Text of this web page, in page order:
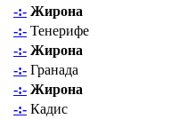
-:- Жирона
-:- Тенерифе
-:- Жирона
-:- Гранада
-:- Жирона
-:- Кадис